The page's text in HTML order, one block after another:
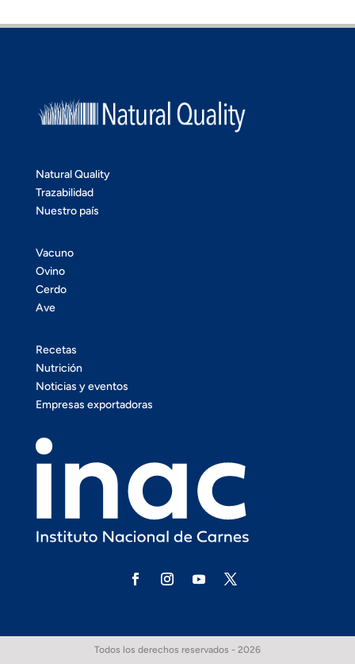
Natural Quality
Trazabilidad
Nuestro país
Vacuno
Ovino
Cerdo
Ave
Recetas
Nutrición
Noticias y eventos
Empresas exportadoras
Todos los derechos reservados - 2026